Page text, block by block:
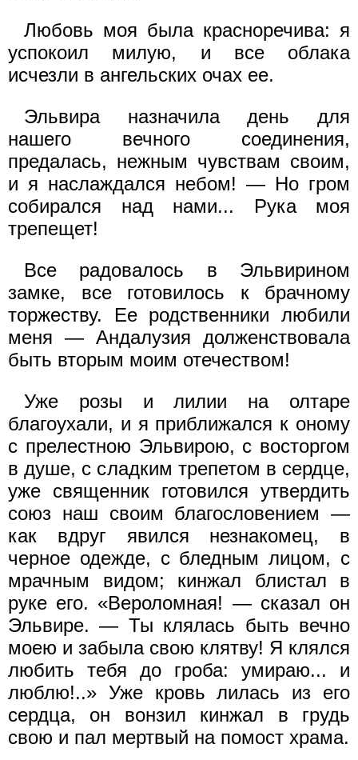
Любовь моя была красноречива: я
успокоил милую, и все облака
исчезли в ангельских очах ее.
Эльвира назначила день для
нашего вечного соединения,
предалась, нежным чувствам своим,
и я наслаждался небом! — Но гром
собирался над нами... Рука моя
трепещет!
Все радовалось в Эльвирином
замке, все готовилось к брачному
торжеству. Ее родственники любили
меня — Андалузия долженствовала
быть вторым моим отечеством!
Уже розы и лилии на олтаре
благоухали, и я приближался к оному
с прелестною Эльвирою, с восторгом
в душе, с сладким трепетом в сердце,
уже священник готовился утвердить
союз наш своим благословением —
как вдруг явился незнакомец, в
черное одежде, с бледным лицом, с
мрачным видом; кинжал блистал в
руке его. «Вероломная! — сказал он
Эльвире. — Ты клялась быть вечно
моею и забыла свою клятву! Я клялся
любить тебя до гроба: умираю... и
люблю!..» Уже кровь лилась из его
сердца, он вонзил кинжал в грудь
свою и пал мертвый на помост храма.